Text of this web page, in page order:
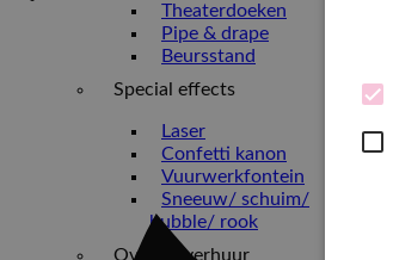
Theaterdoeken
Pipe & drape
Beursstand
Special effects
Laser
Confetti kanon
Vuurwerkfontein
Sneeuw/ schuim/
bubble/ rook
Overige verhuur